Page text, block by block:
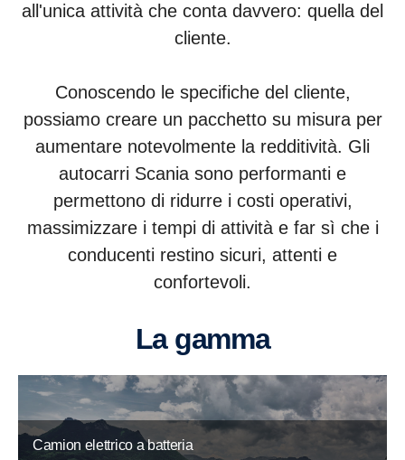
all'unica attività che conta davvero: quella del
cliente.
Conoscendo le specifiche del cliente,
possiamo creare un pacchetto su misura per
aumentare notevolmente la redditività. Gli
autocarri Scania sono performanti e
permettono di ridurre i costi operativi,
massimizzare i tempi di attività e far sì che i
conducenti restino sicuri, attenti e
confortevoli.
La gamma
Camion elettrico a batteria